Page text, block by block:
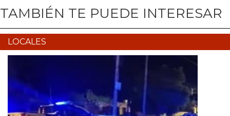
TAMBIÉN TE PUEDE INTERESAR
LOCALES